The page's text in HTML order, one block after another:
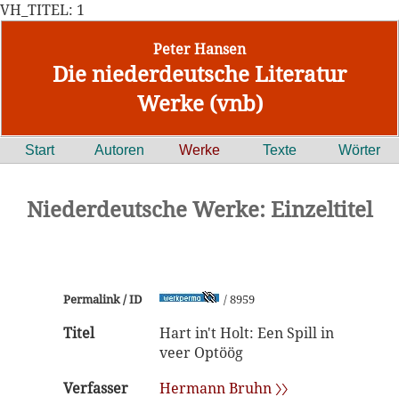
VH_TITEL: 1
Peter Hansen
Die niederdeutsche Literatur
Werke (vnb)
Start Autoren Werke Texte Wörter
Niederdeutsche Werke: Einzeltitel
Permalink / ID / 8959
Titel
Hart in't Holt: Een Spill in
veer Optöög
Verfasser
Hermann Bruhn 〉〉